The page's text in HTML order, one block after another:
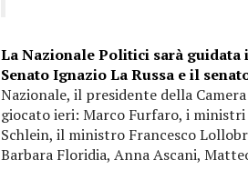
La Nazionale Politici sarà guidata
Senato Ignazio La Russa e il
Nazionale, il presidente della
giocato ieri: Marco Furfaro, i
Schlein, il ministro Francesco
Barbara Floridia, Anna Ascani,